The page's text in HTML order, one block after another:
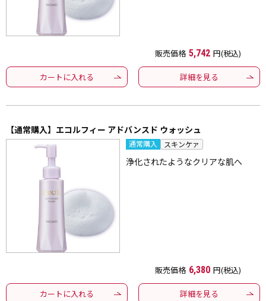
販売価格 5,742 円(税込)
カートに入れる 詳細を見る
【通常購入】エコルフィー アドバンスド ウォッシュ
通常購入 スキンケァ
浄化されたようなクリアな肌へ
販売価格 6,380 円(税込)
カートに入れる 詳細を見る